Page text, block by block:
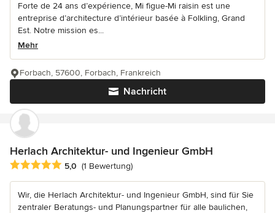
Forte de 24 ans d’expérience, Mi figue-Mi raisin est une
entreprise d’architecture d’intérieur basée à Folkling, Grand
Est. Notre mission es...
Mehr
Nachricht
Forbach, 57600, Forbach, Frankreich
Herlach Architektur- und Ingenieur GmbH
Durchschnittliche Bewertung: 5 von 5 Sternen
5,0 (1 Bewertung)
Wir, die Herlach Architektur- und Ingenieur GmbH, sind für Sie
zentraler Beratungs- und Planungspartner für alle baulichen,